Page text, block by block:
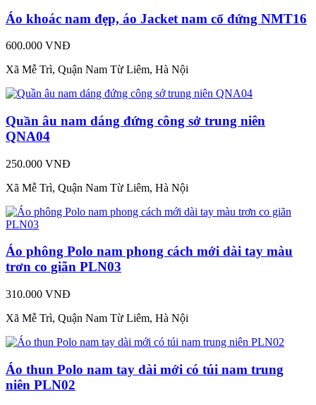
Áo khoác nam đẹp, áo Jacket nam cổ đứng NMT16
600.000 VNĐ
Xã Mễ Trì, Quận Nam Từ Liêm, Hà Nội
Quần âu nam dáng đứng công sở trung niên
QNA04
250.000 VNĐ
Xã Mễ Trì, Quận Nam Từ Liêm, Hà Nội
Áo phông Polo nam phong cách mới dài tay màu
trơn co giãn PLN03
310.000 VNĐ
Xã Mễ Trì, Quận Nam Từ Liêm, Hà Nội
Áo thun Polo nam tay dài mới có túi nam trung
niên PLN02